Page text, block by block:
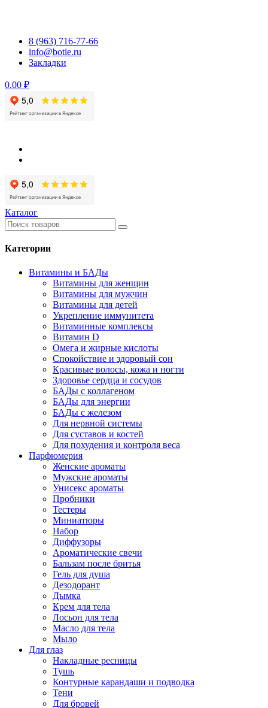
8 (963) 716-77-66
info@botie.ru
Закладки
0.00 ₽
Каталог
Категории
Витамины и БАДы
Витамины для женщин
Витамины для мужчин
Витамины для детей
Укрепление иммунитета
Витаминные комплексы
Витамин D
Омега и жирные кислоты
Спокойствие и здоровый сон
Красивые волосы, кожа и ногти
Здоровье сердца и сосудов
БАДы с коллагеном
БАДы для энергии
БАДы с железом
Для нервной системы
Для суставов и костей
Для похудения и контроля веса
Парфюмерия
Женские ароматы
Мужские ароматы
Унисекс ароматы
Пробники
Тестеры
Миниатюры
Набор
Диффузоры
Ароматические свечи
Бальзам после бритья
Гель для душа
Дезодорант
Дымка
Крем для тела
Лосьон для тела
Масло для тела
Мыло
Для глаз
Накладные ресницы
Тушь
Контурные карандаши и подводка
Тени
Для бровей